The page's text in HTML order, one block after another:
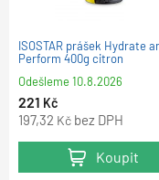
ISOSTAR prášek Hydrate
Perform 400g citron
Odešleme10.8.2026
221 Kč
197,32 Kč bez DPH
Koupit